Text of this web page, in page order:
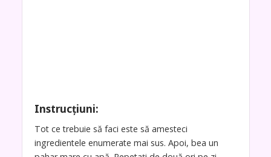
Instrucțiuni:
Tot ce trebuie să faci este să amesteci
ingredientele enumerate mai sus. Apoi, bea un